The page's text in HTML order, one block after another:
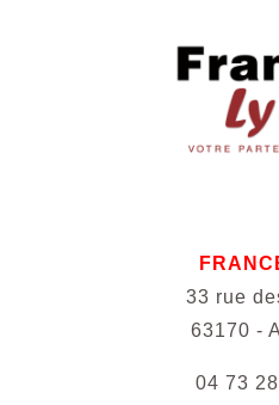
33 rue
63170 -
04 73